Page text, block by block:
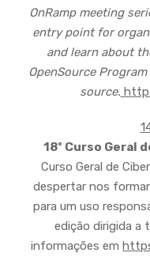
OnRamp meeting
entry point for
and learn about
OpenSource
source.
18º Curso Geral
Curso Geral de
despertar nos
para um uso
edição dirigida a
informações em